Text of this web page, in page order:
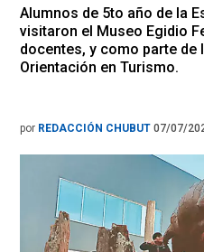
Alumnos de 5to año de la
visitaron el Museo Egidio
docentes, y como parte de
Orientación en Turismo.
por REDACCIÓN CHUBUT 07/07/